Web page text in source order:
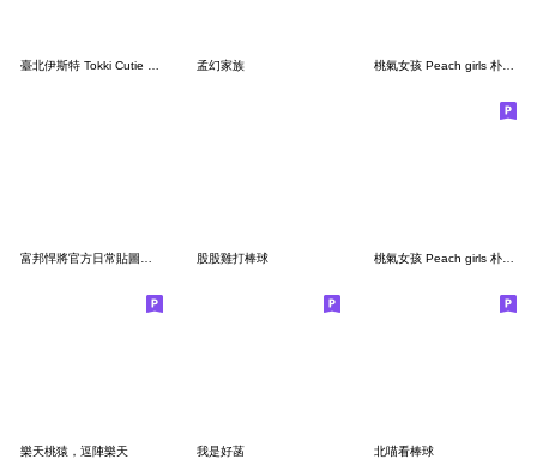
孟幻家族 桃氣女孩 Peach girls 朴昭映 寫真+Q版貼圖
股股雞打棒球 桃氣女孩 Peach girls 朴星垠 寫真+Q版貼圖
樂天桃猿，逗陣樂天 我是好菡 北喵看棒球